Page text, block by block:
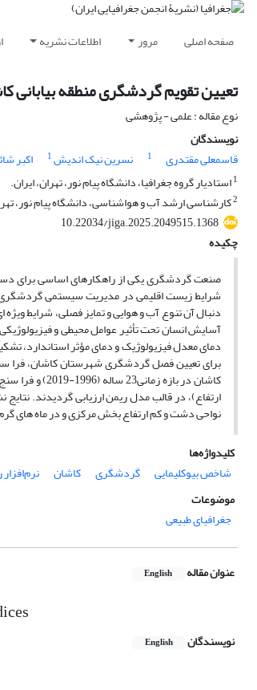
صفحه اصلی مرور اطلاعات نشریه
تعیین تقویم گردشگری منطقه
نوع مقاله : علمی - پژوهشی
نویسندگان
قاسمعلی مقتدری
1 نسرین نیک اندیش1 اکبر
1استادیار گروه جغرافیا، دانشگاه پیام نور، تهران، ایران.
2کارشناسی ارشد آب و هواشناسی، دانشگاه پیام نور،
10.22034/jiga.2025.2049515.1368
چکیده
صنعت گردشگری یکی از راهکارهای اساسی برای
شرایط زیست اقلیمی در مدیریت سیستمی گردشگری
دنبال آن تنوع آب و هوایی و تمایز فصلی، شرایط
آسایش انسان تحت تأثیر عوامل محیطی و
دمای معدل فیزیولوژیک و دمای مؤثر استاندارد،
برای تعیین فصل گردشگری شهرستان کاشان، فرا
کاشان در
ارتفاع)، در قالب مدل ریمن ارزیابی گردیدند.
نواحی دشت و کم ارتفاع بخش مرکزی و در ماه های
کلیدواژه‌ها
شاخص بیوکلیمایی
گردشگری کاشان
موضوعات
جغرافیای طبیعی
عنوان مقاله English
نویسندگان English